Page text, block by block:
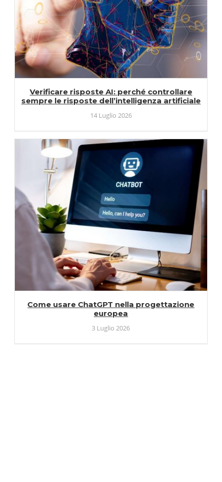
Verificare risposte AI: perché controllare
sempre le risposte dell’intelligenza artificiale
14 Luglio 2026
Come usare ChatGPT nella progettazione
europea
3 Luglio 2026